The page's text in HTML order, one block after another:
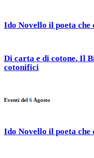
Ido Novello il poeta che
Di carta e di cotone. Il
cotonifici
Eventi del 6 Agosto
Ido Novello il poeta che